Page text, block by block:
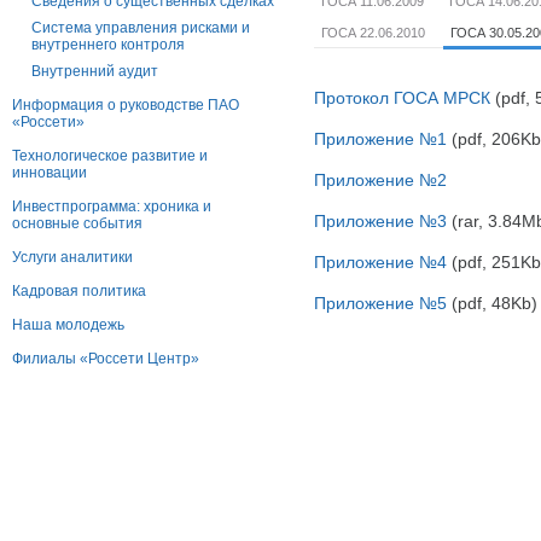
Система управления рисками и
внутреннего контроля
Внутренний аудит
Информация о руководстве ПАО
«Россети»
Технологическое развитие и
инновации
Инвестпрограмма: хроника и
основные события
Услуги аналитики
Кадровая политика
Наша молодежь
Филиалы «Россети Центр»
ГОСА 22.06.2010 ГОСА
Протокол ГОСА МРСК (pdf,
Приложение №1 (pdf,
Приложение №2
Приложение №3 (rar,
Приложение №4 (pdf,
Приложение №5 (pdf, 48Kb)